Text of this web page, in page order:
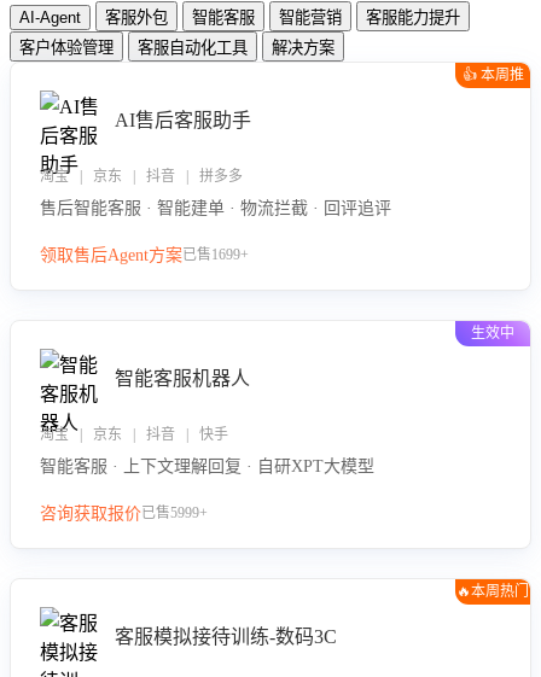
AI-Agent 客服外包 智能客服 智能营销
客服能力提升
客户体验管理
客服自动化工具 解决方案
👍 本周推
AI售后客服助手
淘宝 | 京东 | 抖音 | 拼多多
售后智能客服 · 智能建单 · 物流拦截 · 回评追评
领取售后Agent方案已售1699+
生效中
智能客服机器人
淘宝 | 京东 | 抖音 | 快手
智能客服 · 上下文理解回复 · 自研XPT大模型
咨询获取报价已售5999+
🔥本周热门
客服模拟接待训练-数码3C